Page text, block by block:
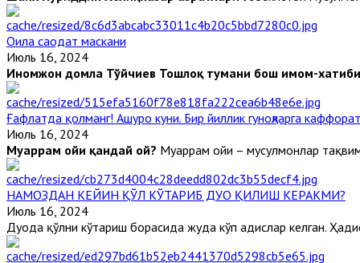
Оила саодат маскани
Июль 16, 2024
Иномжон домла Тўйчиев Тошлоқ тумани бош имом-хатиби
Ғафлатда қолманг! Ашуро куни. Бир йиллик гуноҳларга
Июль 16, 2024
Муҳаррам ойи қандай ой? Муҳаррам ойи – мусулмонлар
НАМОЗДАН КЕЙИН ҚЎЛ КЎТАРИБ ДУО ҚИЛИШ КЕРАКМИ?
Июль 16, 2024
Дуода қўлни кўтариш борасида жуда кўп ҳадислар келган.